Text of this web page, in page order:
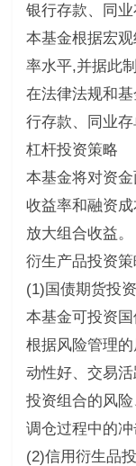
银行存款、同
本基金根据宏
率水平,并据此
在法律法规和
行存款、同业存
杠杆投资策略
本基金将对资
收益率和融资
放大组合收益。
衍生产品投资策
(1)国债期货投
本基金可投资
根据风险管理
动性好、交易
投资组合的风
调仓过程中的冲
(2)信用衍生品